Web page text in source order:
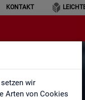
wir
Arten von Cookies
KONTAKT